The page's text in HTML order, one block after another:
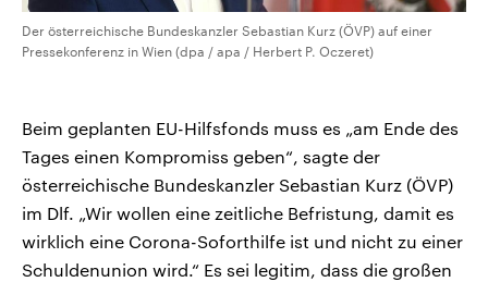
Der österreichische Bundeskanzler Sebastian Kurz (ÖVP) auf einer
Pressekonferenz in Wien (dpa / apa / Herbert P. Oczeret)
Beim geplanten EU-Hilfsfonds muss es „am Ende des
Tages einen Kompromiss geben“, sagte der
österreichische Bundeskanzler Sebastian Kurz (ÖVP)
im Dlf. „Wir wollen eine zeitliche Befristung, damit es
wirklich eine Corona-Soforthilfe ist und nicht zu einer
Schuldenunion wird.“ Es sei legitim, dass die großen